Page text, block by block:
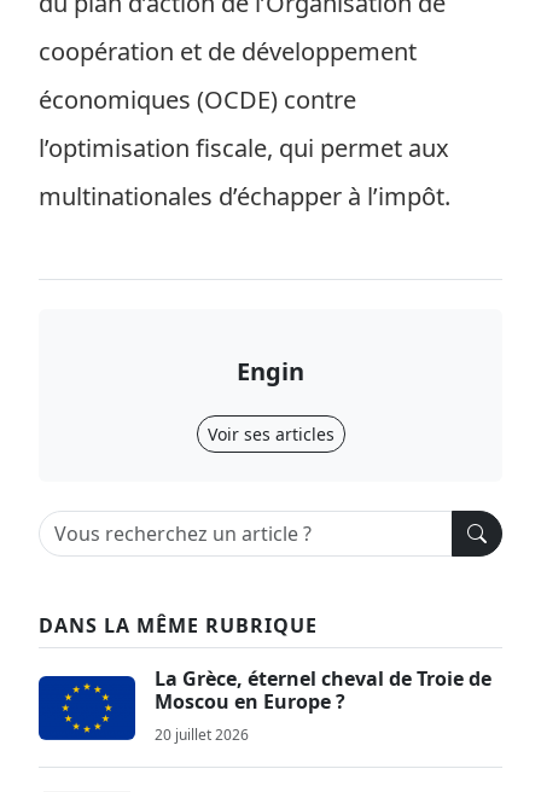
coopération et de développement
économiques (OCDE) contre
l’optimisation fiscale, qui permet aux
multinationales d’échapper à l’impôt.
Engin
Voir ses articles
DANS LA MÊME RUBRIQUE
La Grèce, éternel cheval de Troie de
Moscou en Europe ?
20 juillet 2026